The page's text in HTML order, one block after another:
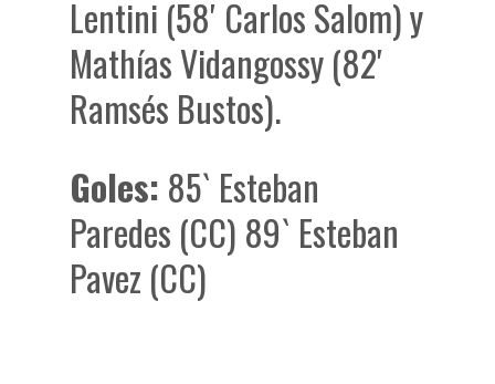
Lentini (58′ Carlos Salom) y
Mathías Vidangossy (82′
Ramsés Bustos).
Goles: 85` Esteban
Paredes (CC) 89` Esteban
Pavez (CC)